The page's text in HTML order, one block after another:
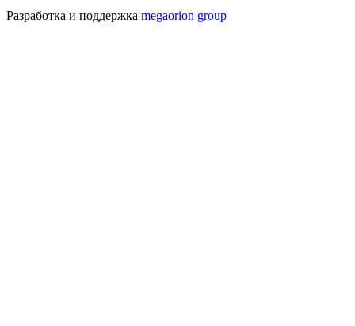
Разработка и поддержка megaorion group